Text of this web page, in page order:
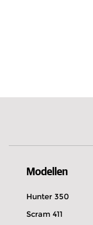
Modellen
Hunter 350
Scram 411